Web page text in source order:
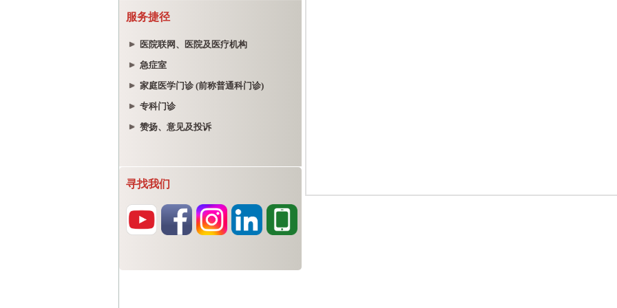
服务捷径
医院联网、医院及医疗机构
急症室
家庭医学门诊 (前称普通科门诊)
专科门诊
赞扬、意见及投诉
寻找我们